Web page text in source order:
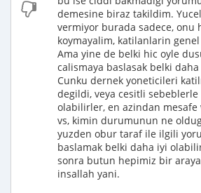
demesine biraz takildim.
vermiyor burada sadece, onu
koymayalim, katilanlarin
Ama yine de belki hic oyle
calismaya baslasak belki
Cunku dernek yoneticileri
degildi, veya cesitli
olabilirler, en azindan mesafe
vs, kimin durumunun ne
yuzden obur taraf ile ilgili
baslamak belki daha iyi
sonra butun hepimiz bir
insallah yani.